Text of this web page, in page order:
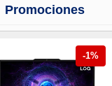
Promociones
-1%